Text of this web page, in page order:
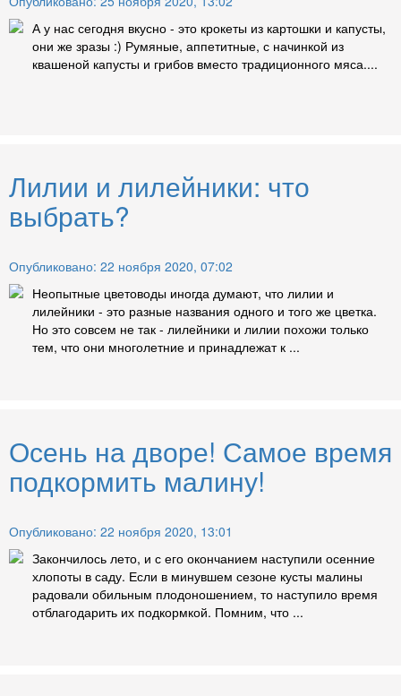
А у нас сегодня вкусно - это крокеты из картошки и капусты,
они же зразы :) Румяные, аппетитные, с начинкой из
квашеной капусты и грибов вместо традиционного мяса....
Лилии и лилейники: что
выбрать?
Опубликовано: 22 ноября 2020, 07:02
Неопытные цветоводы иногда думают, что лилии и
лилейники - это разные названия одного и того же цветка.
Но это совсем не так - лилейники и лилии похожи только
тем, что они многолетние и принадлежат к ...
Осень на дворе! Самое время
подкормить малину!
Опубликовано: 22 ноября 2020, 13:01
Закончилось лето, и с его окончанием наступили осенние
хлопоты в саду. Если в минувшем сезоне кусты малины
радовали обильным плодоношением, то наступило время
отблагодарить их подкормкой. Помним, что ...